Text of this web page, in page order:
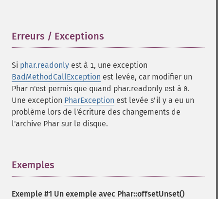
Erreurs / Exceptions
Si phar.readonly est à 1, une exception
BadMethodCallException est levée, car modifier un
Phar n'est permis que quand phar.readonly est à 0.
Une exception PharException est levée s'il y a eu un
problème lors de l'écriture des changements de
l'archive Phar sur le disque.
Exemples
Exemple #1 Un exemple avec Phar::offsetUnset()